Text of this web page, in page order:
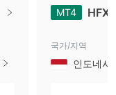
MT4
국가/지역
인도네시